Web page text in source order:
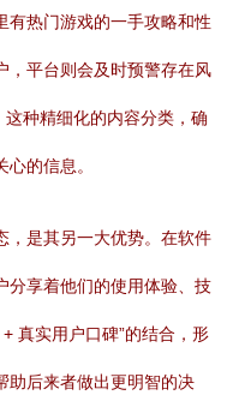
有热门游戏的一手攻略和性
，平台则会及时预警存在风
种精细化的内容分类，确
的信息。
，是其另一大优势。在软件
分享着他们的使用体验、技
真实用户口碑”的结合，形
助后来者做出更明智的决